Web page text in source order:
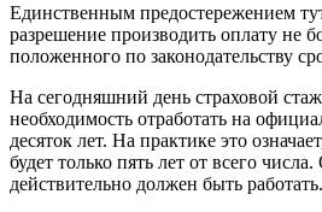
Единственным предостережением
разрешение производить оплату не
положенного по законодательству
На сегодняшний день страховой
необходимость отработать на
десяток лет. На практике это
будет только пять лет от всего
действительно должен быть работать.